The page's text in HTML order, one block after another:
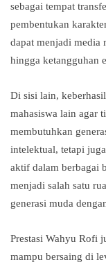
sebagai tempat
pembentukan
dapat menjadi media
hingga ketangguhan
Di sisi lain,
mahasiswa lain agar
membutuhkan
intelektual, tetapi
aktif dalam berbagai
menjadi salah satu
generasi muda
Prestasi Wahyu Rofi
mampu bersaing di